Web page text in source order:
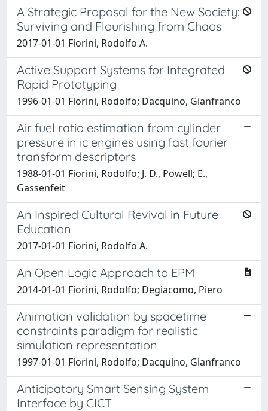
A Strategic Proposal for the New Society:
Surviving and Flourishing from Chaos
2017-01-01 Fiorini, Rodolfo A.
Active Support Systems for Integrated
Rapid Prototyping
1996-01-01 Fiorini, Rodolfo; Dacquino, Gianfranco
Air fuel ratio estimation from cylinder
pressure in ic engines using fast fourier
transform descriptors
1988-01-01 Fiorini, Rodolfo; J. D., Powell; E.,
Gassenfeit
An Inspired Cultural Revival in Future
Education
2017-01-01 Fiorini, Rodolfo A.
An Open Logic Approach to EPM
2014-01-01 Fiorini, Rodolfo; Degiacomo, Piero
Animation validation by spacetime
constraints paradigm for realistic
simulation representation
1997-01-01 Fiorini, Rodolfo; Dacquino, Gianfranco
Anticipatory Smart Sensing System
Interface by CICT